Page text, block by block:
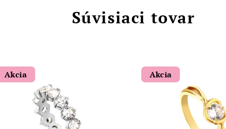
Súvisiaci tovar
Akcia Akcia